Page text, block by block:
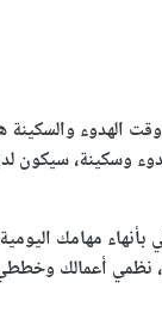
الهدوء والسكينة
مهامك اليومية
نظمي أعمالك